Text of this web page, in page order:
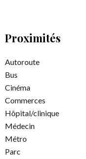
Proximités
Autoroute
Bus
Cinéma
Commerces
Hôpital/clinique
Médecin
Métro
Parc